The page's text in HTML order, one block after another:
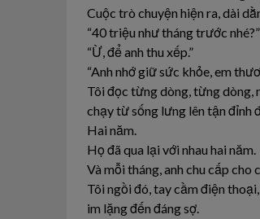
Cuộc trò chuyện hiện ra, dài
“40 triệu như tháng trước nhé?”
“Ừ, để anh thu xếp.”
“Anh nhớ giữ sức khỏe, em
Tôi đọc từng dòng, từng
chạy từ sống lưng lên tận đỉnh
Hai năm.
Họ đã qua lại với nhau hai năm.
Và mỗi tháng, anh chu cấp cho
Tôi ngồi đó, tay cầm điện
im lặng đến đáng sợ.